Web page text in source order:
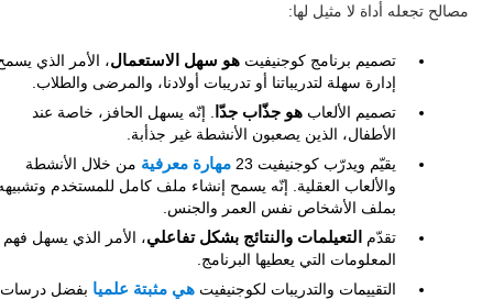
مصالح تجعله أداة لا مثيل لها:
تصميم برنامج كوجنيفيت هو سهل الاستعمال، الأمر الذي
إدارة سهلة لتدريباتنا أو تدريبات أولادنا، والمرضى والطلاب.
تصميم الألعاب هو جذّاب جدّا
. إنّه يسهل الحافز، خاصة عند
الأطفال، الذين يصعبون الأنشطة غير جذأبة.
يقيّم ويدرّب كوجنيفيت 23
مهارة معرفية من خلال الأنشطة
والألعاب العقلية. إنّه يسمح إنشاء ملف كامل للمستخدم
بملف الأشخاص نفس العمر والجنس.
تقدّم
التعيلمات والنتائج بشكل تفاعلي، الأمر الذي يسهل فهم
المعلومات التي يعطيها البرنامج.
التقييمات والتدريبات لكوجنيفيت هي مثبتة علميا بفضل درسات